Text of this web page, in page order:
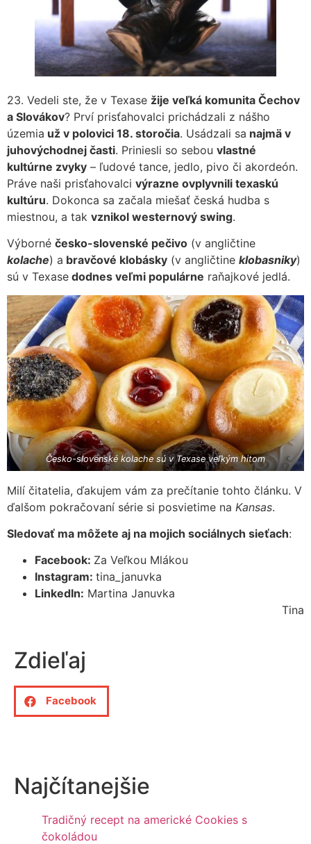
23. Vedeli ste, že v Texase žije veľká komunita Čechov
a Slovákov? Prví prisťahovalci prichádzali z nášho
územia už v polovici 18. storočia. Usádzali sa najmä v
juhovýchodnej časti. Priniesli so sebou vlastné
kultúrne zvyky – ľudové tance, jedlo, pivo či akordeón.
Práve naši prisťahovalci výrazne ovplyvnili texaskú
kultúru. Dokonca sa začala miešať česká hudba s
miestnou, a tak vznikol westernový swing.
Výborné česko-slovenské pečivo (v angličtine
kolache) a bravčové klobásky (v angličtine klobasniky)
sú v Texase dodnes veľmi populárne raňajkové jedlá.
Česko-slovenské kolache sú v Texase veľkým hitom
Milí čitatelia, ďakujem vám za prečítanie tohto článku. V
ďalšom pokračovaní série si posvietime na Kansas.
Sledovať ma môžete aj na mojich sociálnych sieťach:
Facebook: Za Veľkou Mlákou
Instagram: tina_januvka
LinkedIn: Martina Januvka
Tina
Zdieľaj
Facebook
Najčítanejšie
Tradičný recept na americké Cookies s
čokoládou